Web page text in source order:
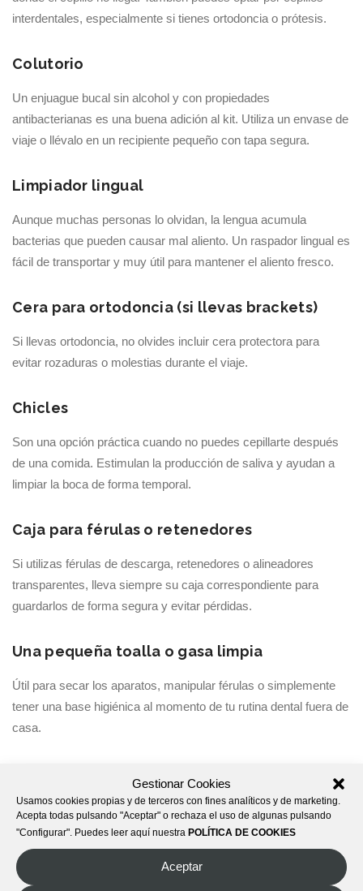
Gestionar Cookies
Usamos cookies propias y de terceros con fines analíticos y de marketing.
Acepta todas pulsando "Aceptar" o rechaza el uso de algunas pulsando
"Configurar". Puedes leer aquí nuestra POLÍTICA DE COOKIES
Aceptar
interdentales, especialmente si tienes ortodoncia o prótesis.
Colutorio
Un enjuague bucal sin alcohol y con propiedades
antibacterianas es una buena adición al kit. Utiliza un envase de
viaje o llévalo en un recipiente pequeño con tapa segura.
Limpiador lingual
Aunque muchas personas lo olvidan, la lengua acumula
bacterias que pueden causar mal aliento. Un raspador lingual es
fácil de transportar y muy útil para mantener el aliento fresco.
Cera para ortodoncia (si llevas brackets)
Si llevas ortodoncia, no olvides incluir cera protectora para
evitar rozaduras o molestias durante el viaje.
Chicles
Son una opción práctica cuando no puedes cepillarte después
de una comida. Estimulan la producción de saliva y ayudan a
limpiar la boca de forma temporal.
Caja para férulas o retenedores
Si utilizas férulas de descarga, retenedores o alineadores
transparentes, lleva siempre su caja correspondiente para
guardarlos de forma segura y evitar pérdidas.
Una pequeña toalla o gasa limpia
Útil para secar los aparatos, manipular férulas o simplemente
tener una base higiénica al momento de tu rutina dental fuera de
casa.
Si tienes tratamientos en curso o molestias dentales, lo ideal es
visitar a tu dentista antes de salir de viaje. En Clínica Mareque
estaremos encantados de ayudarte a comenzar el verano con
una sonrisa saludable y sin sorpresas.